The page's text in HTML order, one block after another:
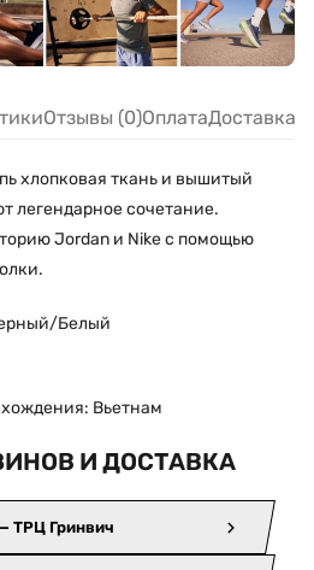
Отзывы (0)ОплатаДоставка
хлопковая ткань и вышитый
легендарное сочетание.
Jordan и Nike с помощью
Белый
Вьетнам
И ДОСТАВКА
ТРЦ Гринвич